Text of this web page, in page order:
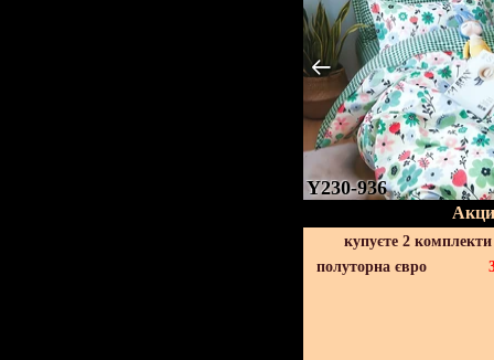
Y230-936
купуєте 2
полуторна євро